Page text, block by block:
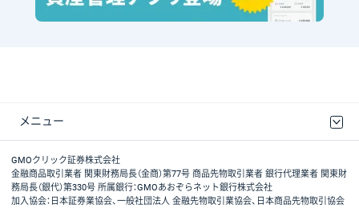
メニュー
取引規程・約款
最良執行方針
ディスクレイマー
リスク説明
GMOクリック証券ホームページ
GMOクリック証券株式会社
金融商品取引業者 関東財務局長（金商）第77号 商品先物取引業者 銀行代理業者 関東財
務局長（銀代）第330号 所属銀行：GMOあおぞらネット銀行株式会社
加入協会：日本証券業協会、一般社団法人 金融先物取引業協会、日本商品先物取引協会